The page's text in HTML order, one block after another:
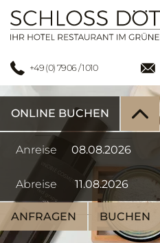
+49 (0) 7906 / 1010
ONLINE BUCHEN
Anreise
Abreise
ANFRAGEN BUCHEN